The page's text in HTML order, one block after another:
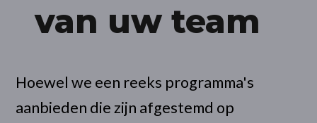
van uw team
Hoewel we een reeks programma's
aanbieden die zijn afgestemd op